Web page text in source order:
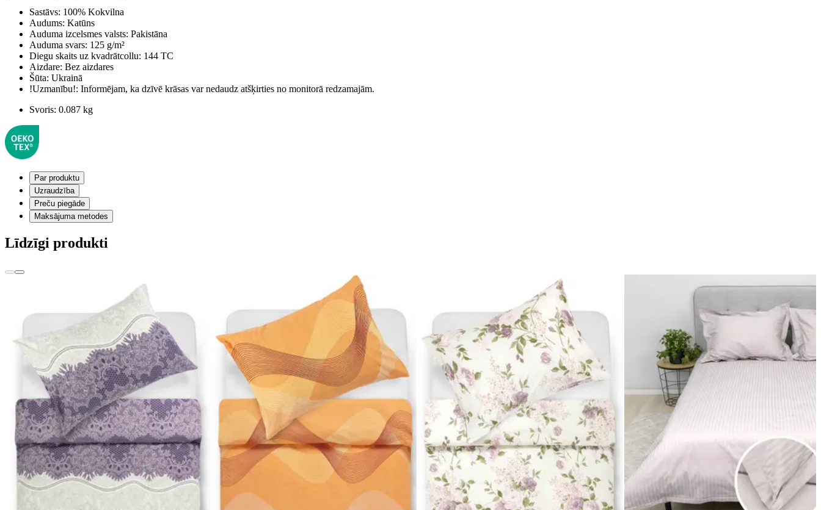
Sastāvs: 100% Kokvilna
Audums: Katūns
Auduma izcelsmes valsts: Pakistāna
Auduma svars: 125 g/m²
Diegu skaits uz kvadrātcollu: 144 TC
Aizdare: Bez aizdares
Šūta: Ukrainā
!Uzmanību!: Informējam, ka dzīvē krāsas var nedaudz atšķirties no monitorā redzamajām.
Svoris: 0.087 kg
Par produktu
Uzraudzība
Preču piegāde
Maksājuma metodes
Līdzīgi produkti